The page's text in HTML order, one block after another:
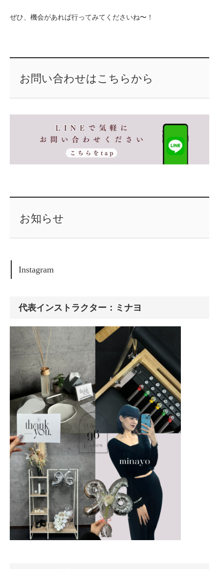
ぜひ、機会があれば行ってみてくださいね〜！
お問い合わせはこちらから
お知らせ
Instagram
代表インストラクター：ミナヨ